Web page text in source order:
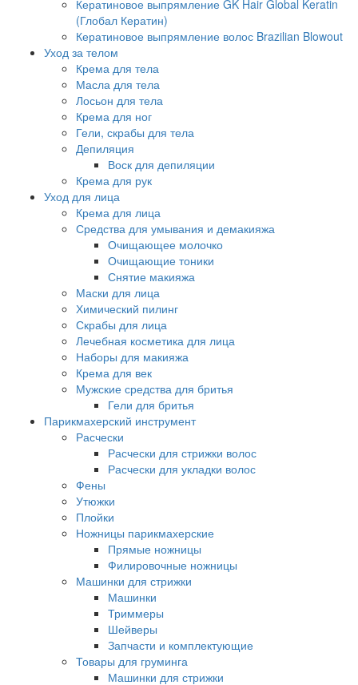
Кератиновое выпрямление GK Hair Global Keratin
(Глобал Кератин)
Кератиновое выпрямление волос Brazilian Blowout
Уход за телом
Крема для тела
Масла для тела
Лосьон для тела
Крема для ног
Гели, скрабы для тела
Депиляция
Воск для депиляции
Крема для рук
Уход для лица
Крема для лица
Средства для умывания и демакияжа
Очищающее молочко
Очищающие тоники
Снятие макияжа
Маски для лица
Химический пилинг
Скрабы для лица
Лечебная косметика для лица
Наборы для макияжа
Крема для век
Мужские средства для бритья
Гели для бритья
Парикмахерский инструмент
Расчески
Расчески для стрижки волос
Расчески для укладки волос
Фены
Утюжки
Плойки
Ножницы парикмахерские
Прямые ножницы
Филировочные ножницы
Машинки для стрижки
Машинки
Триммеры
Шейверы
Запчасти и комплектующие
Товары для груминга
Машинки для стрижки